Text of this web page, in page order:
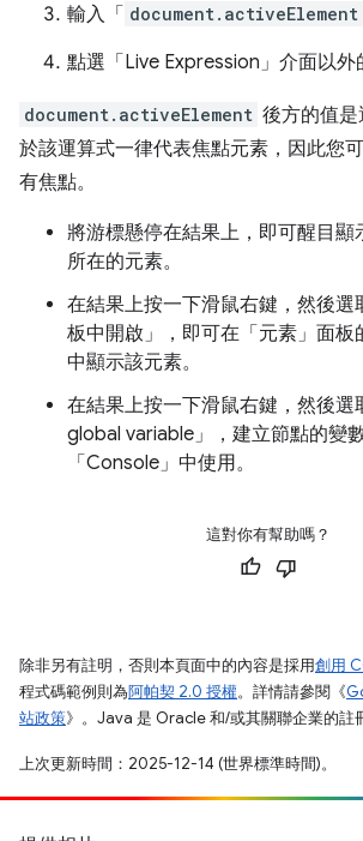
輸入「 document.activeElement
點選「Live Expression」 介面以外
document.activeElement 後方的值
於該運算式一律代表焦點元素，因此您
有焦點。
將游標懸停在結果上，即可醒目顯
所在的元素。
在結果上按一下滑鼠右鍵，然後選
板中開啟」
，即可在「元素」 面板
中顯示該元素。
在結果上按一下滑鼠右鍵，然後選
global variable」
，建立節點的變
「Console」 中使用。
這對你有幫助嗎？
除非另有註明，否則本頁面中的內容是採用創用
程式碼範例則為阿帕契 2.0 授權。詳情請參閱《
站政策》。Java 是 Oracle 和/或其關聯企業的註
上次更新時間：2025-12-14 (世界標準時間)。